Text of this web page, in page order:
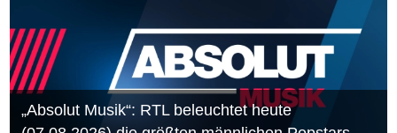
„Absolut Musik“: RTL beleuchtet heute